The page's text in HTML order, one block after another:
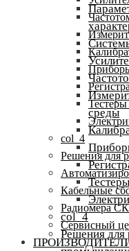
Тестеры
col_4
Решения для
Кабельные
Радиомера
Сервисный
среды
col_4
Решения для